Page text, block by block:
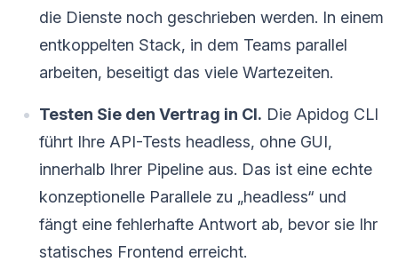
die Dienste noch geschrieben werden. In einem
entkoppelten Stack, in dem Teams parallel
arbeiten, beseitigt das viele Wartezeiten.
Testen Sie den Vertrag in CI. Die Apidog CLI
führt Ihre API-Tests headless, ohne GUI,
innerhalb Ihrer Pipeline aus. Das ist eine echte
konzeptionelle Parallele zu „headless“ und
fängt eine fehlerhafte Antwort ab, bevor sie Ihr
statisches Frontend erreicht.